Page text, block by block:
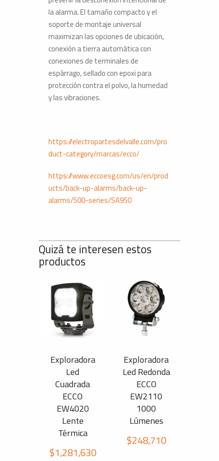
la alarma. El tamaño compacto y el
soporte de montaje universal
maximizan las opciones de ubicación,
conexión a tierra automática con
conexiones de terminales de
espárrago, sellado con epoxi para
protección contra el polvo, la humedad
y las vibraciones.
https://electropartesdelvalle.com/pro
duct-category/marcas/ecco/
https://www.eccoesg.com/us/en/prod
ucts/back-up-alarms/back-up-
alarms/500-series/SA950
Quizá te interesen estos
productos
Exploradora
Led
Cuadrada
ECCO
EW4020
Lente
Térmica
$1,281,630
Exploradora
Led Redonda
ECCO
EW2110
1000
Lúmenes
$248,710